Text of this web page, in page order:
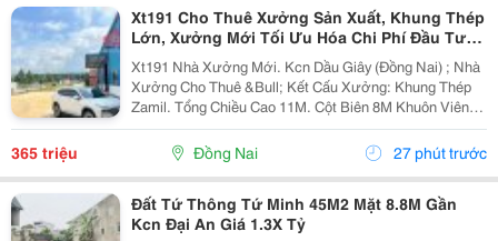
Xt191 Cho Thuê Xưởng Sản Xuất, Khung Thép
Lớn, Xưởng Mới Tối Ưu Hóa Chi Phí Đầu Tư
Sx
Xt191 Nhà Xưởng Mới. Kcn Dầu Giây (Đồng Nai) ; Nhà
Xưởng Cho Thuê &Bull; Kết Cấu Xưởng: Khung Thép
Zamil. Tổng Chiều Cao 11M. Cột Biên 8M Khuôn Viên
4700M2 ( 42M X 112M ) &Bull; Dt Nx Sản Xuất : 38M X
91M ( 3480 M&Sup2; ) &Bull; Dt Văn Phòng...
365 triệu Đồng Nai 27 phút trước
Đất Tứ Thông Tứ Minh 45M2 Mặt 8.8M Gần
Kcn Đại An Giá 1.3X Tỷ